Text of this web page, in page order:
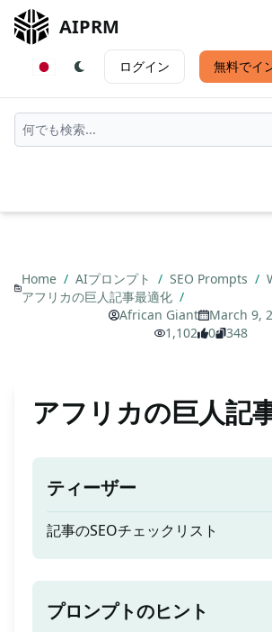
AIPRM
ログイン 無料でイ
Home / AIプロンプト / SEO Prompts /
アフリカの巨人記事最適化 /
African Giant
March 9,
1,102
0 348
アフリカの巨人記
ティーザー
記事のSEOチェックリスト
プロンプトのヒント